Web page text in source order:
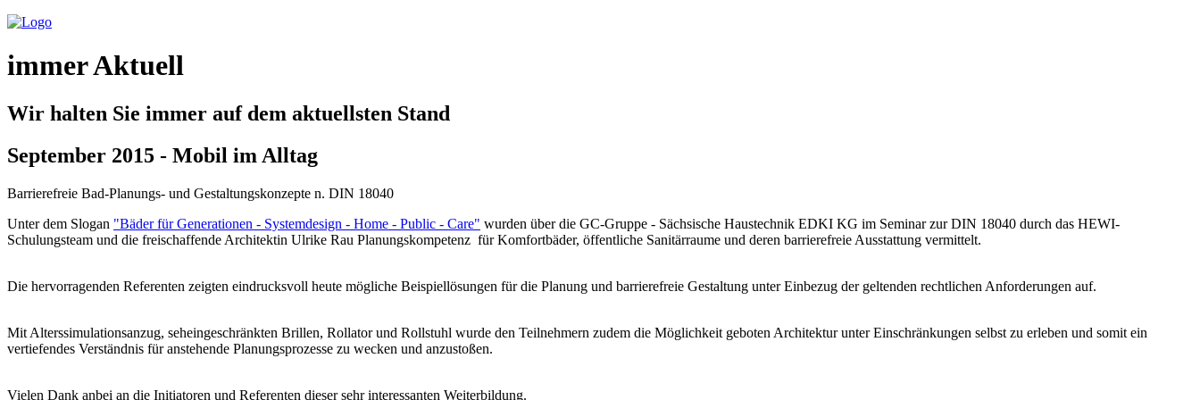
immer Aktuell
Wir halten Sie immer auf dem aktuellsten Stand
September 2015 - Mobil im Alltag
Barrierefreie Bad-Planungs- und Gestaltungskonzepte n. DIN 18040
Unter dem Slogan "Bäder für Generationen - Systemdesign - Home - Public - Care" wurden über die GC-Gruppe - Sächsische Haustechnik EDKI KG im Seminar zur DIN 18040 durch das HEWI-
Schulungsteam und die freischaffende Architektin Ulrike Rau Planungskompetenz für Komfortbäder, öffentliche Sanitärraume und deren barrierefreie Ausstattung vermittelt.
Die hervorragenden Referenten zeigten eindrucksvoll heute mögliche Beispiellösungen für die Planung und barrierefreie Gestaltung unter Einbezug der geltenden rechtlichen Anforderungen auf.
Mit Alterssimulationsanzug, seheingeschränkten Brillen, Rollator und Rollstuhl wurde den Teilnehmern zudem die Möglichkeit geboten Architektur unter Einschränkungen selbst zu erleben und somit ein
vertiefendes Verständnis für anstehende Planungsprozesse zu wecken und anzustoßen.
Vielen Dank anbei an die Initiatoren und Referenten dieser sehr interessanten Weiterbildung.